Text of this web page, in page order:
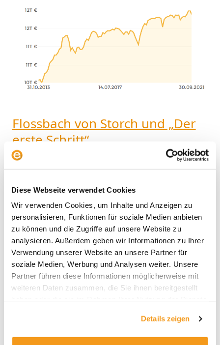
Diese Webseite verwendet Cookies
Wir verwenden Cookies, um Inhalte und Anzeigen zu
personalisieren, Funktionen für soziale Medien anbieten
zu können und die Zugriffe auf unsere Website zu
analysieren. Außerdem geben wir Informationen zu Ihrer
Verwendung unserer Website an unsere Partner für
soziale Medien, Werbung und Analysen weiter. Unsere
Partner führen diese Informationen möglicherweise mit
weiteren Daten zusammen, die Sie ihnen bereitgestellt
Details zeigen
Flossbach von Storch und „Der
erste Schritt“
Fonds & Analyse
Ali Masarwah
(ISIN: LU0952573136, WKN: A1W17W) ist der Name
Anlegerinnen und Anleger konzipiert, die bisher
noch keine Erfahrung mit Fonds- oder Wertpapier-
Anlagen gemacht haben. Ihnen soll der besagte
„erste Schritt“ – weg von negativ verzinsten
Spareinlagen, hin zur Welt der Kapitalanlagen
und
Schritt“
Weiterlesen »
Fonds